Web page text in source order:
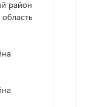
район
область